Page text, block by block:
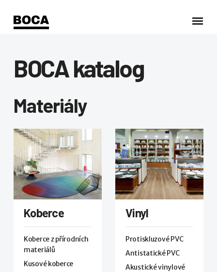
BOCA katalog
Materiály
Koberce
Koberce z přírodních
materiálů
Kusové koberce
Vinyl
Protiskluzové PVC
Antistatické PVC
Akustické vinylové